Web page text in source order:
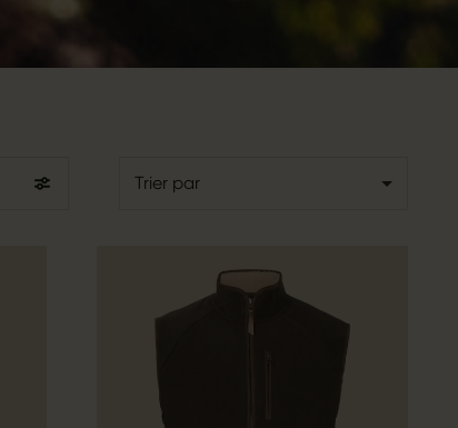
Trier par